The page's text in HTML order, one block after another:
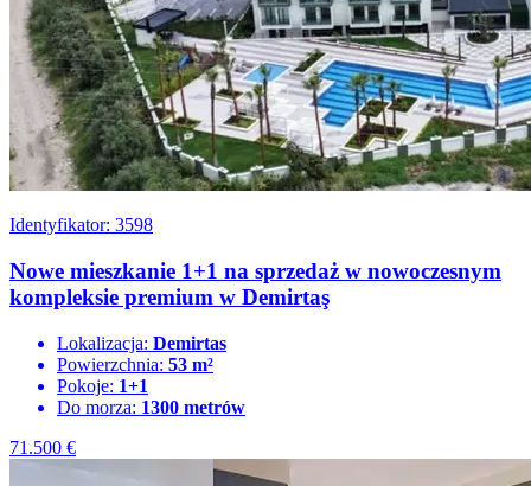
Identyfikator: 3598
Nowe mieszkanie 1+1 na sprzedaż w nowoczesnym
kompleksie premium w Demirtaş
Lokalizacja: Demirtas
Powierzchnia: 53 m²
Pokoje: 1+1
Do morza: 1300 metrów
71.500 €